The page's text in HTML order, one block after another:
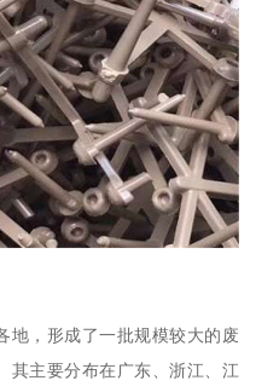
地，形成了一批规模较大的废
其主要分布在广东、浙江、江